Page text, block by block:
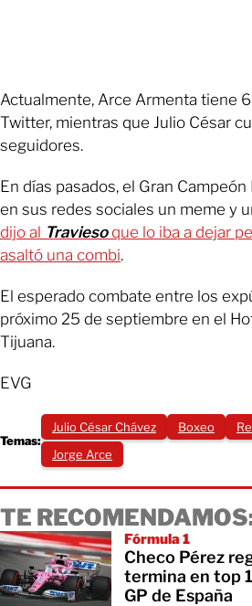
Actualmente, Arce Armenta tiene
Twitter, mientras que Julio César
seguidores.
En días pasados, el Gran
en sus redes sociales un meme y
dijo al Travieso que lo iba a dejar
asaltó una combi.
El esperado combate entre los
próximo 25 de septiembre en el
Tijuana.
EVG
Temas:
Julio César Chávez Boxeo
Jorge Arce
TE
Fórmula 1
Checo Pérez
termina en top
GP de España